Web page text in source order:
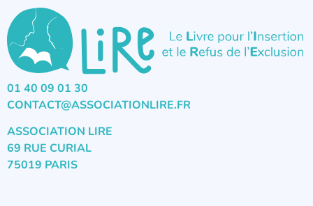
01 40 09 01 30
CONTACT@ASSOCIATIONLIRE.FR
ASSOCIATION LIRE
69 RUE CURIAL
75019 PARIS